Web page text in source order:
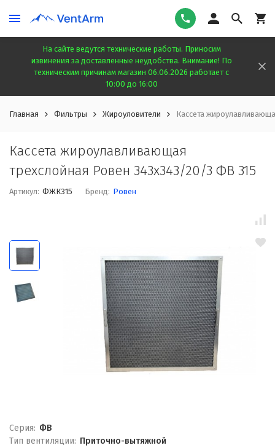
На сайте ведутся технические работы. Приносим
извинения за доставленные неудобства. Внимание! По
техническим причинам магазин 06.06.2026 работает с
10:00 до 16:00
Главная Фильтры Жироуловители Кассета
Кассета жироулавливающая
трехслойная Ровен 343х343/20/3 ФВ 315
Артикул: ФЖК315 Бренд: Ровен
Серия: ФВ
Тип вентиляции: Приточно-вытяжной